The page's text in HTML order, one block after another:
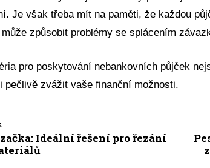
Je však třeba mít na paměti, že každou
způsobit problémy se splácením
pro poskytování nebankovních půjček
pečlivě zvážit vaše finanční možnosti.
Ideální řešení pro řezání